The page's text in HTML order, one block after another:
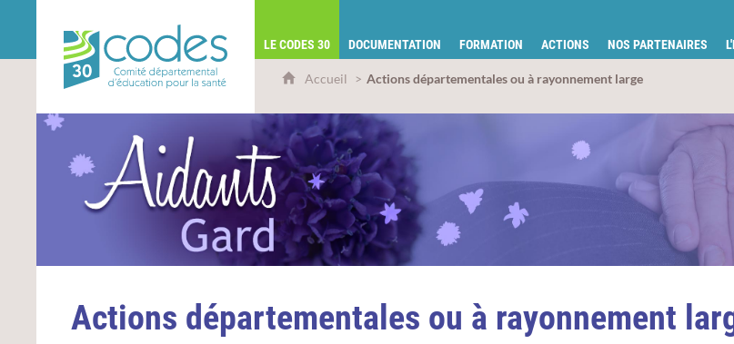
LE CODES 30 DOCUMENTATION FORMATION ACTIONS NOS PARTENAIRES
Accueil Actions départementales ou à rayonnement large
Actions départementales ou à rayonnement